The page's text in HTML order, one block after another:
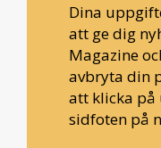
Dina
att ge dig
Magazine
avbryta din
att klicka på
sidfoten på